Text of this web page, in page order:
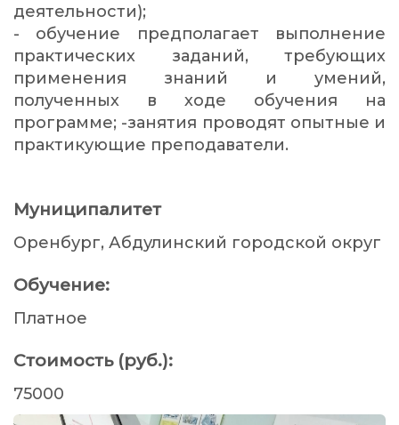
деятельности);
- обучение предполагает выполнение
практических заданий, требующих
применения знаний и умений,
полученных в ходе обучения на
программе; -занятия проводят опытные и
практикующие преподаватели.
Муниципалитет
Оренбург, Абдулинский городской округ
Обучение:
Платное
Стоимость (руб.):
75000